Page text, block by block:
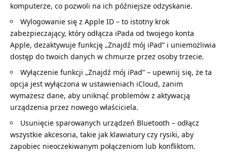
komputerze, co pozwoli na ich późniejsze odzyskanie.
Wylogowanie się z Apple ID – to istotny krok
zabezpieczający, który odłącza iPada od twojego konta
Apple, dezaktywuje funkcję „Znajdź mój iPad” i uniemożliwia
dostęp do twoich danych w chmurze przez osoby trzecie.
Wyłączenie funkcji „Znajdź mój iPad” – upewnij się, że ta
opcja jest wyłączona w ustawieniach iCloud, zanim
wymażesz dane, aby uniknąć problemów z aktywacją
urządzenia przez nowego właściciela.
Usunięcie sparowanych urządzeń Bluetooth – odłącz
wszystkie akcesoria, takie jak klawiatury czy rysiki, aby
zapobiec nieoczekiwanym połączeniom lub konfliktom.